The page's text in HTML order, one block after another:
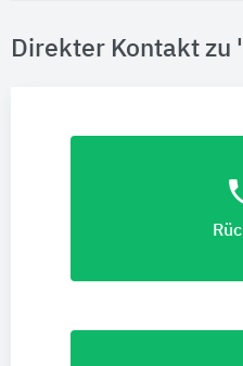
Direkter Kontakt zu